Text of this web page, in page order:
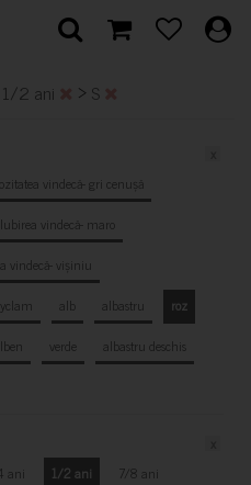
1/2 ani > S
vindecă- gri cenușă
Iubirea vindecă- maro
vindecă- vișiniu
alb albastru
roz
verde
albastru deschis
ani 1/2 ani
7/8 ani